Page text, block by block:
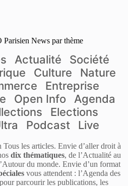
Parisien News par thème
Actualité
Société
Culture
Nature
Entreprise
Open Info
Agenda
Elections
Podcast Live
les articles. Envie d’aller droit à
dix thématiques, de l’Actualité au
du monde. Envie d’un format
vous attendent : l’Agenda des
parcourir les publications, les